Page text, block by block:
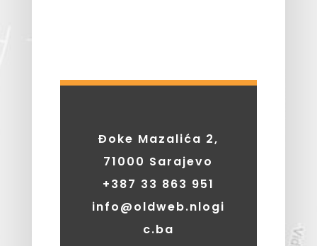
Đoke Mazalića 2,
71000 Sarajevo
+387 33 863 951
info@oldweb.nlogi
c.ba